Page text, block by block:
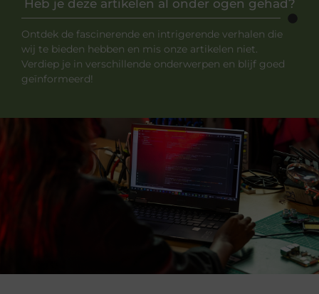
Heb je deze artikelen al onder ogen gehad?
Ontdek de fascinerende en intrigerende verhalen die
wij te bieden hebben en mis onze artikelen niet.
Verdiep je in verschillende onderwerpen en blijf goed
geïnformeerd!